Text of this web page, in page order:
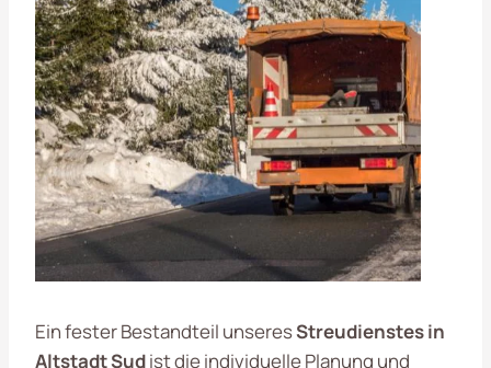
Ein fester Bestandteil unseresStreudienstes in
Altstadt Sudist die individuelle Planung und